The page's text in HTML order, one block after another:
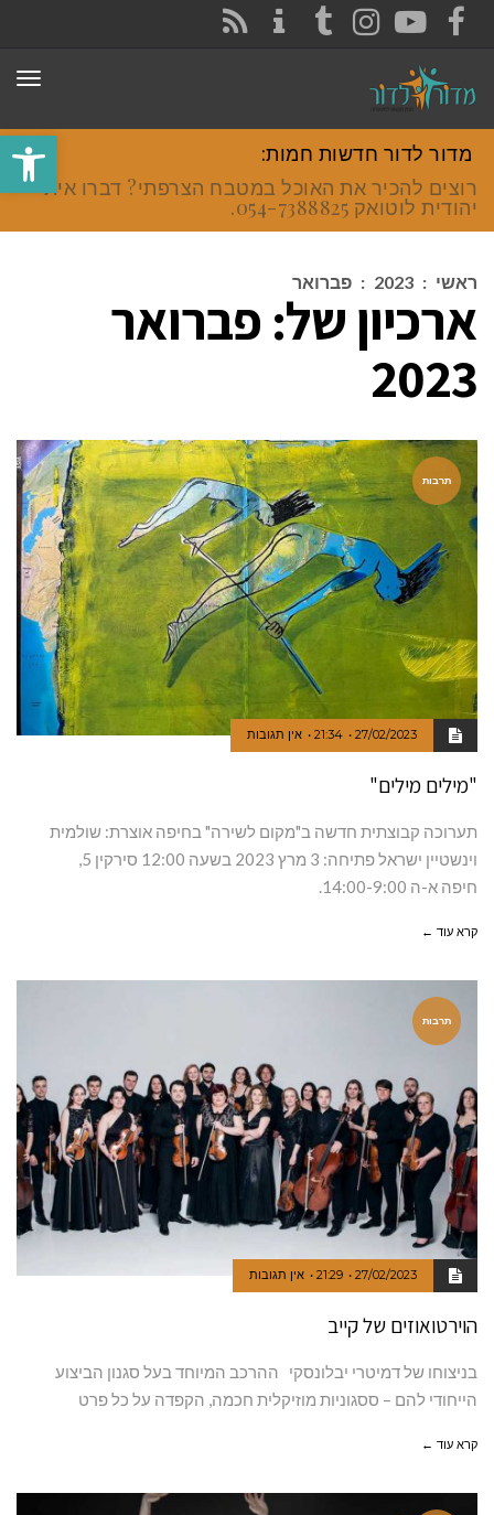
פתח
FACEBOOK
YOUTUBE
INSTAGRAM
TUMBLR
מדור לדור חדשות חמות:
רוצים להכיר את האוכל במטבח הצרפתי? דברו איתי
יהודית לוטואק 054-7388825.
ראשי :
2023
: פברואר
ארכיון של: פברואר
2023
תרבות
27/02/2023
21:34 אין תגובות
"מילים מילים"
תערוכה קבוצתית חדשה ב"מקום לשירה" בחיפה אוצרת: שולמית
וינשטיין ישראל פתיחה: 3 מרץ 2023 בשעה 12:00 סירקין 5,
חיפה א-ה 14:00-9:00.
קרא עוד ←
תרבות
27/02/2023
21:29 אין תגובות
הוירטואוזים של קייב
בניצוחו של דמיטרי יבלונסקי ההרכב המיוחד בעל סגנון הביצוע
הייחודי להם – ססגוניות מוזיקלית חכמה, הקפדה על כל פרט
קרא עוד ←